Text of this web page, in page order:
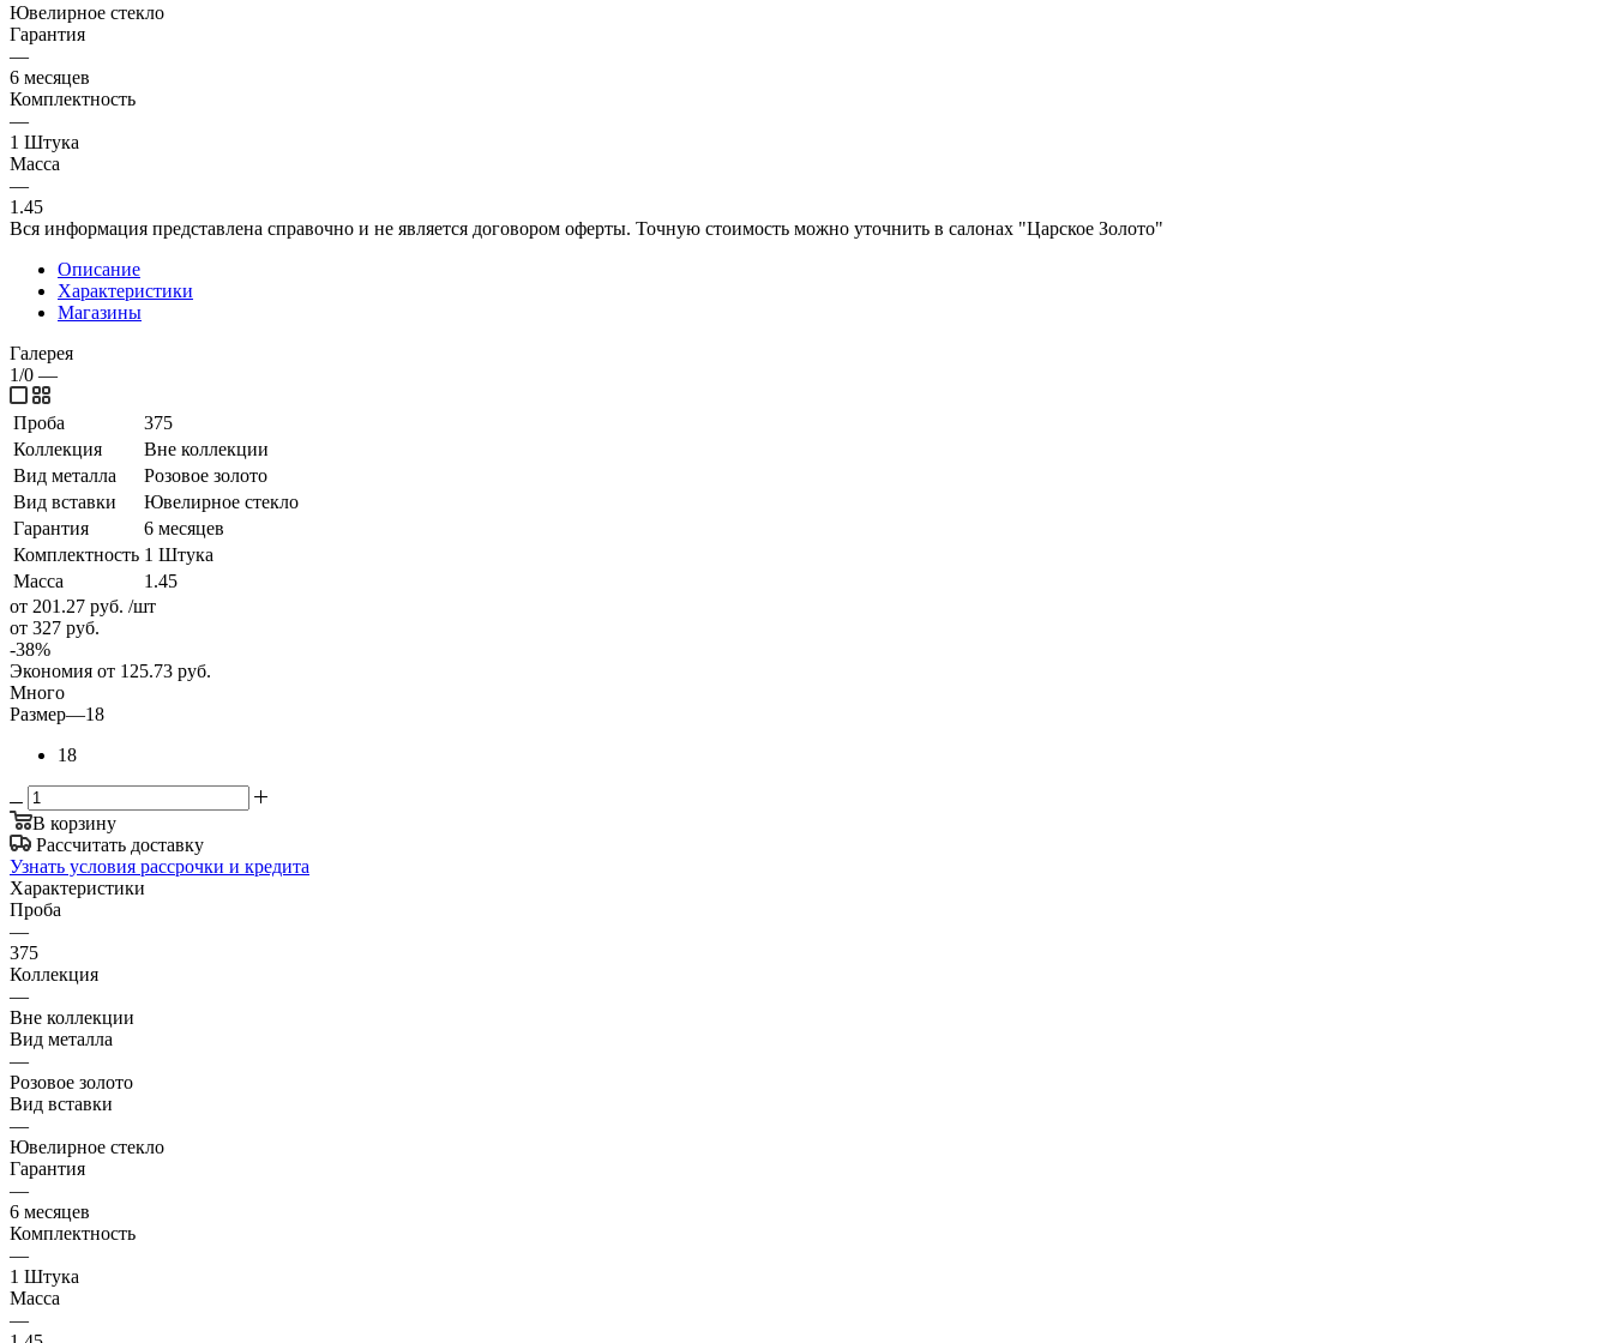
Ювелирное стекло
Гарантия
—
6 месяцев
Комплектность
—
1 Штука
Масса
—
1.45
Вся информация представлена справочно и не является договором оферты. Точную стоимость можно уточнить в салонах "Царское Золото"
Описание
Характеристики
Магазины
Галерея
1/0 —
Проба
375
Коллекция
Вне коллекции
Вид металла
Розовое золото
Вид вставки
Ювелирное стекло
Гарантия
6 месяцев
Комплектность 1 Штука
Масса
1.45
от 201.27 руб. /шт
от 327 руб.
-38%
Экономия от 125.73 руб.
Много
Размер—18
18
В корзину
Рассчитать доставку
Узнать условия рассрочки и кредита
Характеристики
Проба
—
375
Коллекция
—
Вне коллекции
Вид металла
—
Розовое золото
Вид вставки
—
Ювелирное стекло
Гарантия
—
6 месяцев
Комплектность
—
1 Штука
Масса
—